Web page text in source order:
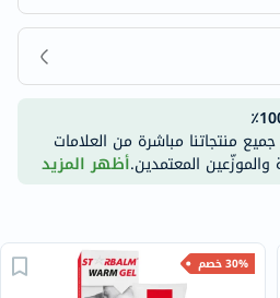
منتجاتنا مباشرة من العلامات
والموزّعين المعتمدين.أظهر المزيد
30% خصم